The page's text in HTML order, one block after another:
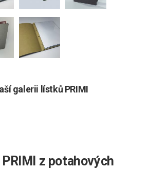
galerii lístků PRIMI
z potahových